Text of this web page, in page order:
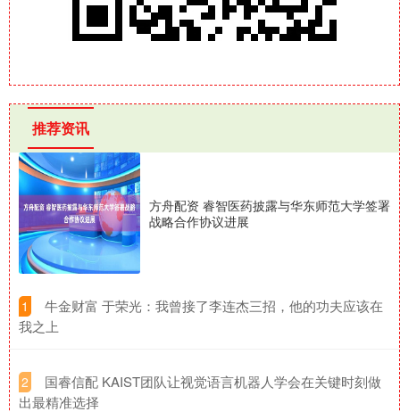
推荐资讯
方舟配资 睿智医药披露与华东师范大学签署
战略合作协议进展
1
​牛金财富 于荣光：我曾接了李连杰三招，他的功夫应该在
我之上
2
​国睿信配 KAIST团队让视觉语言机器人学会在关键时刻做
出最精准选择